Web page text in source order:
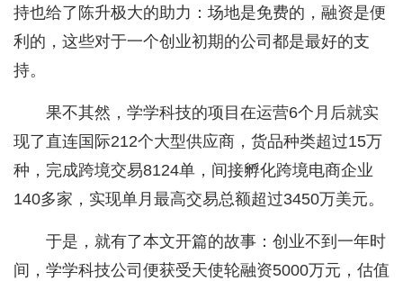
持也给了陈升极大的助力：场地是免费的，融资是便
利的，这些对于一个创业初期的公司都是最好的支
持。
果不其然，学学科技的项目在运营6个月后就实
现了直连国际212个大型供应商，货品种类超过15万
种，完成跨境交易8124单，间接孵化跨境电商企业
140多家，实现单月最高交易总额超过3450万美元。
于是，就有了本文开篇的故事：创业不到一年时
间，学学科技公司便获受天使轮融资5000万元，估值